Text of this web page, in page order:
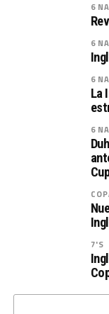
6
6
6
La
6
7'S